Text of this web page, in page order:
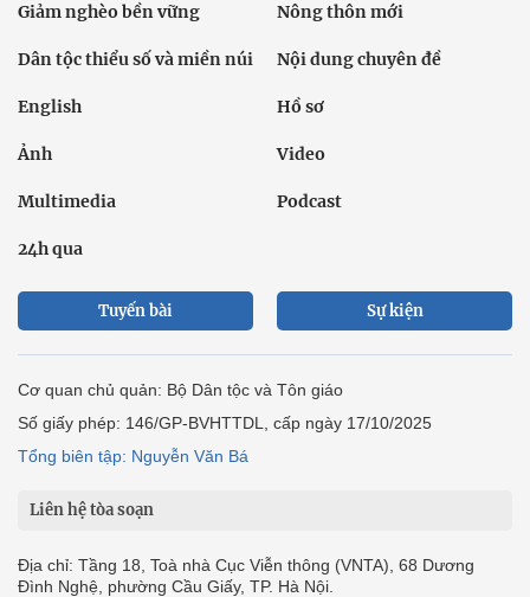
Giảm nghèo bền vững Nông thôn mới
Dân tộc thiểu số và miền núi Nội dung chuyên đề
English Hồ sơ
Ảnh Video
Multimedia Podcast
24h qua
Tuyến bài Sự kiện
Cơ quan chủ quản: Bộ Dân tộc và Tôn giáo
Số giấy phép: 146/GP-BVHTTDL, cấp ngày 17/10/2025
Tổng biên tập: Nguyễn Văn Bá
Liên hệ tòa soạn
Địa chỉ: Tầng 18, Toà nhà Cục Viễn thông (VNTA), 68 Dương
Đình Nghệ, phường Cầu Giấy, TP. Hà Nội.